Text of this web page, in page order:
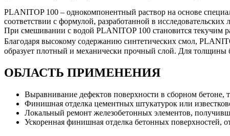
PLANITOP 100 – однокомпонентный раствор на основе
соответствии с формулой, разработанной в
При смешивании с водой PLANITOP 100 становится текучим
Благодаря высокому содержанию синтетических смол,
образует плотный и механически прочный слой. Для толщины
ОБЛАСТЬ ПРИМЕНЕНИЯ
Выравнивание дефектов поверхности в сборном бетоне,
Финишная отделка цементных штукатурок или
Локальный ремонт железобетонных элементов,
Ускоренная финишная отделка бетонных